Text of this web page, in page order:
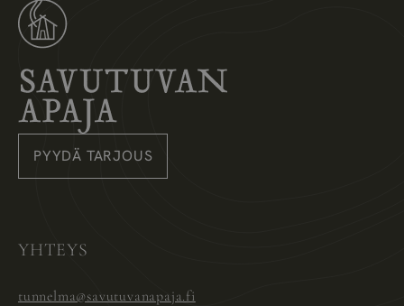
Savutuvan Apaja
PYYDÄ TARJOUS
YHTEYS
tunnelma@savutuvanapaja.fi